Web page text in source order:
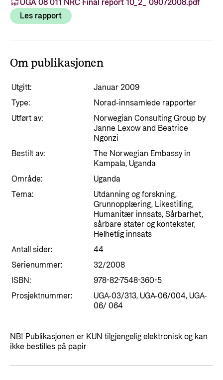
Styresett og økonomisk utvikling
For næringslivet
Norad - Partnerskap med privat sektor
Nyttige lenker
Viktige dokumenter og lenker
Evalueringer (Norec)
Historie
Kontakt oss
Norads Varslingstjeneste
Logo
UGA 08 011 NRC Final report 10_2_ 09072008.pdf
Les rapport
Om publikasjonen
Utgitt:
Januar 2009
Type:
Norad-innsamlede rapporter
Utført av:
Norwegian Consulting Group by
Janne Lexow and Beatrice
Ngonzi
Bestilt av:
The Norwegian Embassy in
Kampala, Uganda
Område:
Uganda
Tema:
Utdanning og forskning,
Grunnopplæring, Likestilling,
Humanitær innsats, Sårbarhet,
sårbare stater og kontekster,
Helhetlig innsats
Antall sider:
44
Serienummer:
32/2008
ISBN:
978-82-7548-360-5
Prosjektnummer:
UGA-03/313, UGA-06/004, UGA-
06/ 064
NB! Publikasjonen er KUN tilgjengelig elektronisk og kan
ikke bestilles på papir